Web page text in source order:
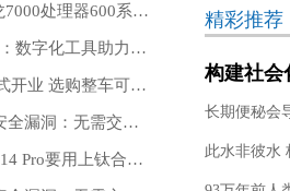
8月5日12点举办活动 锐龙7000处理器600系列主板亮相
东莞工信局一行参访合思：数字化工具助力企业降本增效
京东Specialized旗舰店正式开业 选购整车可享送车上门及洗车检查等多重服务
立刻更新！苹果被曝2大安全漏洞：无需交互能被植入间谍软件
抢骁龙8 Gen3首发！小米14 Pro要用上钛合金：双11前登场
精彩推荐
构建社会
展
长期便秘会
此水非彼水